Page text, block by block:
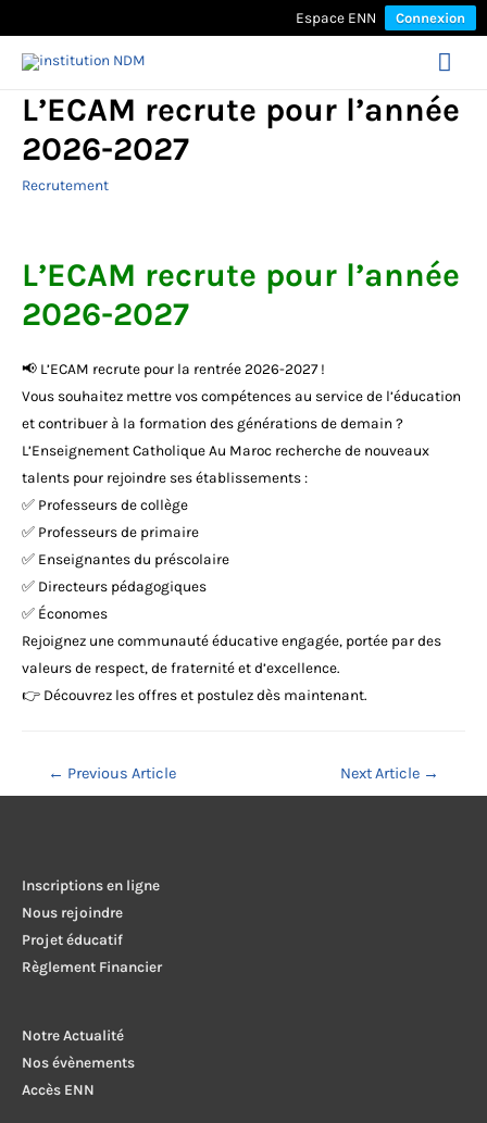
Espace ENN Connexion
L’ECAM recrute pour l’année
2026-2027
Recrutement
L’ECAM recrute pour l’année
2026-2027
📢 L’ECAM recrute pour la rentrée 2026-2027 !
Vous souhaitez mettre vos compétences au service de l’éducation
et contribuer à la formation des générations de demain ?
L’Enseignement Catholique Au Maroc recherche de nouveaux
talents pour rejoindre ses établissements :
✅ Professeurs de collège
✅ Professeurs de primaire
✅ Enseignantes du préscolaire
✅ Directeurs pédagogiques
✅ Économes
Rejoignez une communauté éducative engagée, portée par des
valeurs de respect, de fraternité et d’excellence.
👉 Découvrez les offres et postulez dès maintenant.
Navigation
de
← Previous Article Next Article →
Inscriptions en ligne
Nous rejoindre
Projet éducatif
Règlement Financier
Notre Actualité
Nos évènements
Accès ENN